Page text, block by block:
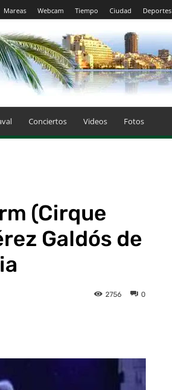
Mareas Webcam Tiempo Ciudad Deportes
Conciertos Videos Fotos
(Cirque
Galdós de
0
2756